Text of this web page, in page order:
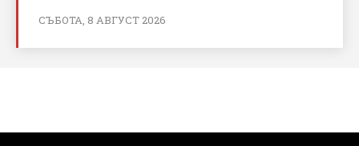
СЪБОТА, 8 АВГУСТ 2026